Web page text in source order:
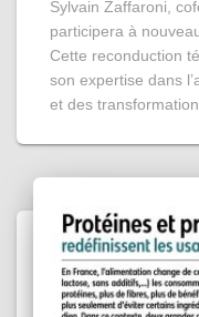
Sylvain Zaffaroni,
participera à
Cette reconduction
son expertise dans
et des